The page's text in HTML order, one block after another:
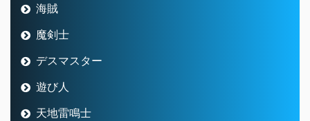
海賊
魔剣士
デスマスター
遊び人
天地雷鳴士